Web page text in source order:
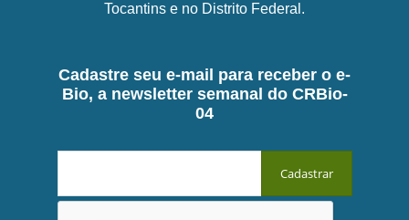
Tocantins e no Distrito Federal.
Cadastre seu e-mail para receber o e-
Bio, a newsletter semanal do CRBio-
04